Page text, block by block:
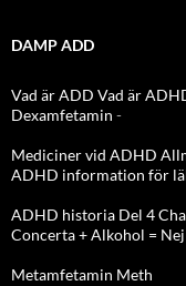
DAMP ADD
Vad är ADD Vad är
Dexamfetamin -
Mediciner vid ADHD
ADHD information för
ADHD historia Del 4
Concerta + Alkohol = Nej
Metamfetamin Meth